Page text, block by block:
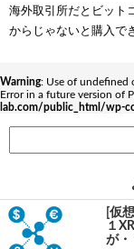
海外取引所だとビット
からじゃないと購入で
Warning: Use of undefined
Error in a future version of
lab.com/public_html/wp-
[仮
１
が・